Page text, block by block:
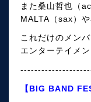
また桑山哲也（
MALTA（sax）
これだけのメン
エンターテイメ
【BIG BAND